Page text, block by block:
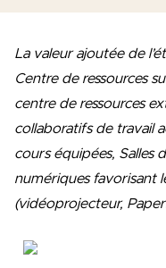
La valeur ajoutée de
Centre de ressources
centre de ressources
collaboratifs de travail
cours équipées, Salles
numériques favorisant
(vidéoprojecteur,